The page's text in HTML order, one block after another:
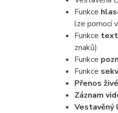
Funkce
lze pomocí
Funkce
znaků)
Funkce
Funkce
Přenos
Záznam
Vestavěný